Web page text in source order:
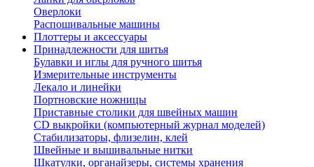
Оверлоки
Распошивальные машины
Плоттеры и аксессуары
Принадлежности для шитья
Булавки и иглы для ручного шитья
Измерительные инструменты
Лекало и линейки
Портновские ножницы
Приставные столики для швейных машин
СD выкройки (компьютерный журнал моделей)
Стабилизаторы, флизелин, клей
Швейные и вышивальные нитки
Шкатулки, органайзеры, системы хранения